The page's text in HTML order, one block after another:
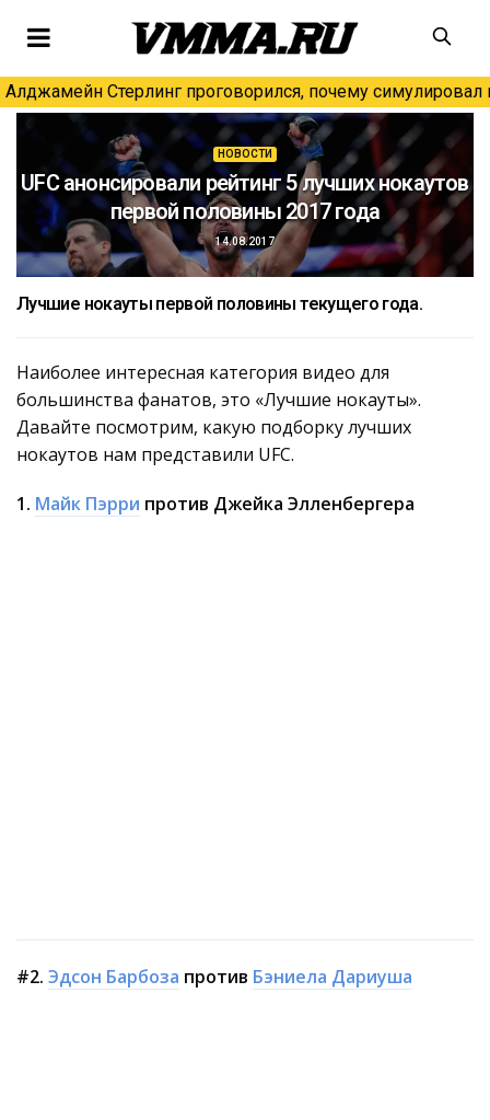
Алджамейн Стерлинг проговорился, почему симулировал
НОВОСТИ
UFC анонсировали рейтинг 5 лучших нокаутов
первой половины 2017 года
14.08.2017
Лучшие нокауты первой половины текущего года.
Наиболее интересная категория видео для
большинства фанатов, это «Лучшие нокауты».
Давайте посмотрим, какую подборку лучших
нокаутов нам представили UFC.
1. Майк Пэрри против Джейка Элленбергера
#2. Эдсон Барбоза против Бэниела Дариуша